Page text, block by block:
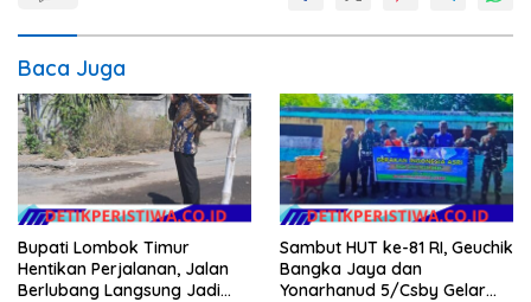
Baca Juga
Bupati Lombok Timur
Hentikan Perjalanan, Jalan
Berlubang Langsung Jadi
Sambut HUT ke-81 RI, Geuchik
Bangka Jaya dan
Yonarhanud 5/Csby Gelar